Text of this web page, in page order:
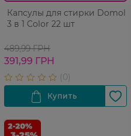
Капсулы для стирки Domol
3 в 1 Color 22 шт
489,99 ГРН
391,99 ГРН